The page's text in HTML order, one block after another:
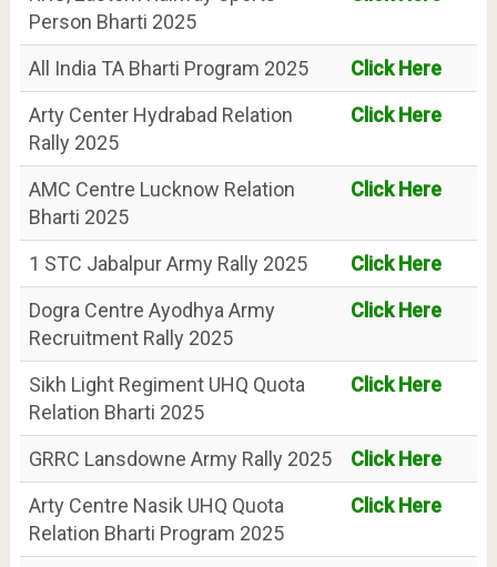
Person Bharti 2025
All India TA Bharti Program 2025
Click Here
Arty Center Hydrabad Relation
Rally 2025
Click Here
AMC Centre Lucknow Relation
Bharti 2025
Click Here
1 STC Jabalpur Army Rally 2025
Click Here
Dogra Centre Ayodhya Army
Recruitment Rally 2025
Click Here
Sikh Light Regiment UHQ Quota
Relation Bharti 2025
Click Here
GRRC Lansdowne Army Rally 2025
Click Here
Arty Centre Nasik UHQ Quota
Relation Bharti Program 2025
Click Here